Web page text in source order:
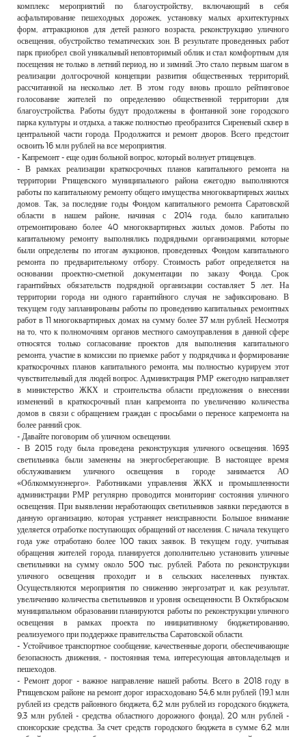
комплекс мероприятий по благоустройству, включающий в себя
асфальтирование пешеходных дорожек, установку малых архитектурных
форм, аттракционов для детей разного возраста, реконструкцию уличного
освещения, обустройство тематических зон. В результате проведенных работ
парк приобрел свой уникальный неповторимый облик и стал комфортным для
посещения не только в летний период, но и зимний. Это стало первым шагом в
реализации долгосрочной концепции развития общественных территорий,
рассчитанной на несколько лет. В этом году вновь прошло рейтинговое
голосование жителей по определению общественной территории для
благоустройства. Работы будут продолжены в фонтанной зоне городского
парка культуры и отдыха, а также полностью преобразится Сиреневый сквер в
центральной части города. Продолжится и ремонт дворов. Всего предстоит
освоить 16 млн рублей на все мероприятия.
- Капремонт - еще один больной вопрос, который волнует ртищевцев.
- В рамках реализации краткосрочных планов капитального ремонта на
территории Ртищевского муниципального района ежегодно выполняются
работы по капитальному ремонту общего имущества многоквартирных жилых
домов. Так, за последние годы Фондом капитального ремонта Саратовской
области в нашем районе, начиная с 2014 года, было капитально
отремонтировано более 40 многоквартирных жилых домов. Работы по
капитальному ремонту выполнялись подрядными организациями, которые
были определены по итогам аукционов, проведенных Фондом капитального
ремонта по предварительному отбору. Стоимость работ определяется на
основании проектно-сметной документации по заказу Фонда. Срок
гарантийных обязательств подрядной организации составляет 5 лет. На
территории города ни одного гарантийного случая не зафиксировано. В
текущем году запланированы работы по проведению капитальных ремонтных
работ в 11 многоквартирных домах на сумму более 37 млн рублей. Несмотря
на то, что к полномочиям органов местного самоуправления в данной сфере
относятся только согласование проектов для выполнения капитального
ремонта, участие в комиссии по приемке работ у подрядчика и формирование
краткосрочных планов капитального ремонта, мы полностью курируем этот
чувствительный для людей вопрос. Администрация РМР ежегодно направляет
в министерство ЖКХ и строительства области предложения о внесении
изменений в краткосрочный план капремонта по увеличению количества
домов в связи с обращением граждан с просьбами о переносе капремонта на
более ранний срок.
- Давайте поговорим об уличном освещении.
- В 2015 году была проведена реконструкция уличного освещения. 1693
светильника были заменены на энергосберегающие. В настоящее время
обслуживанием уличного освещения в городе занимается АО
«Облкоммунэнерго». Работниками управления ЖКХ и промышленности
администрации РМР регулярно проводится мониторинг состояния уличного
освещения. При выявлении неработающих светильников заявки передаются в
данную организацию, которая устраняет неисправности. Большое внимание
уделяется отработке поступающих обращений от населения. С начала текущего
года уже отработано более 100 таких заявок. В текущем году, учитывая
обращения жителей города, планируется дополнительно установить уличные
светильники на сумму около 500 тыс. рублей. Работа по реконструкции
уличного освещения проходит и в сельских населенных пунктах.
Осуществляются мероприятия по снижению энергозатрат и, как результат,
увеличению количества светильников и уровня освещенности. В Октябрьском
муниципальном образовании планируются работы по реконструкции уличного
освещения в рамках проекта по инициативному бюджетированию,
реализуемого при поддержке правительства Саратовской области.
- Устойчивое транспортное сообщение, качественные дороги, обеспечивающие
безопасность движения, - постоянная тема, интересующая автовладельцев и
пешеходов.
- Ремонт дорог - важное направление нашей работы. Всего в 2018 году в
Ртищевском районе на ремонт дорог израсходовано 54,6 млн рублей (19,1 млн
рублей из средств районного бюджета, 6,2 млн рублей из городского бюджета,
9,3 млн рублей - средства областного дорожного фонда), 20 млн рублей -
спонсорские средства. За счет средств городского бюджета в сумме 6,2 млн